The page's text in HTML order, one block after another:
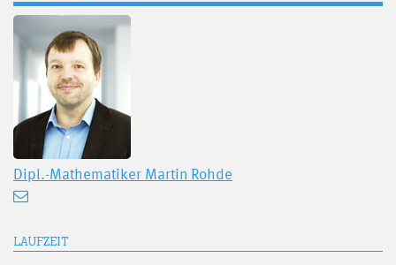
Dipl.-Mathematiker Martin Rohde
LAUFZEIT